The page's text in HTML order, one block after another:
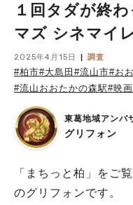
１回タダが終
マズ シネマイ
2025年4月15日 調査
#柏市#大島田 #流山市#お
#流山おおたかの森駅#映
東葛地域アンバ
グリフォン
「まちっと柏」をご
のグリフォンです。